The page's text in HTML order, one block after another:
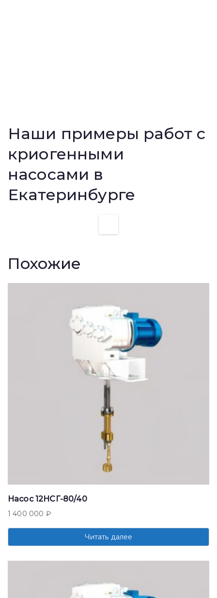
Наши примеры работ с
криогенными
насосами в
Екатеринбурге
Похожие
Насос 12НСГ-80/40
1 400 000 ₽
Читать далее